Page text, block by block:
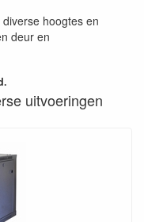
hoogtes en
deur en
uitvoeringen